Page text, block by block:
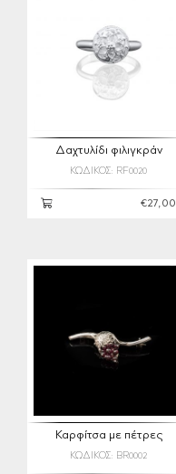
Δαχτυλίδι φιλιγκράν
ΚΩΔΙΚΟΣ: RF0020
€27,00
Καρφίτσα με πέτρες
ΚΩΔΙΚΟΣ: BR0002